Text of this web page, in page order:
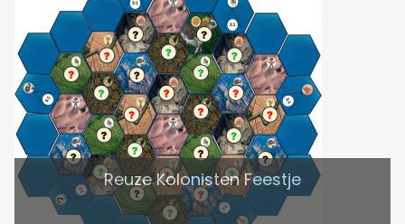
Reuze Kolonisten Feestje